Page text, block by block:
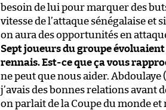
besoin de lui pour marquer des
vitesse de l’attaque sénégalaise
on aura des opportunités en
Sept joueurs du groupe évoluaient
rennais. Est-ce que ça vous
ne peut que nous aider. Abdoulaye
j’avais des bonnes relations avant
on parlait de la Coupe du monde